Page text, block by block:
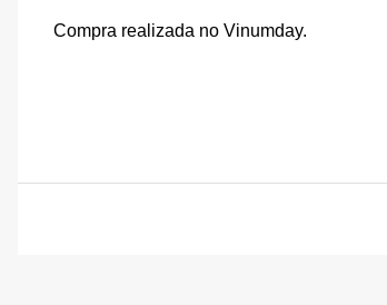
Compra realizada no Vinumday.